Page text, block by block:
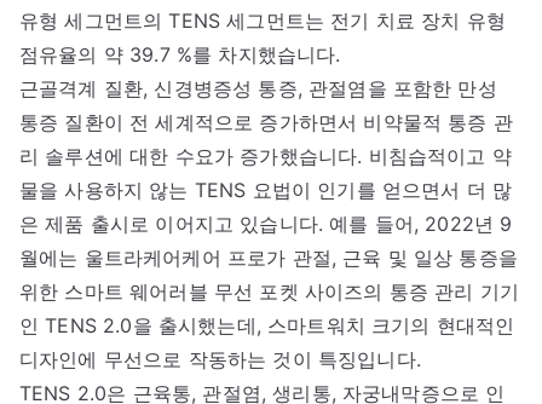
유형 세그먼트의 TENS 세그먼트는 전기 치료 장치 유형
점유율의 약 39.7 %를 차지했습니다.
근골격계 질환, 신경병증성 통증, 관절염을 포함한 만성
통증 질환이 전 세계적으로 증가하면서 비약물적 통증 관
리 솔루션에 대한 수요가 증가했습니다. 비침습적이고 약
물을 사용하지 않는 TENS 요법이 인기를 얻으면서 더 많
은 제품 출시로 이어지고 있습니다. 예를 들어, 2022년 9
월에는 울트라케어케어 프로가 관절, 근육 및 일상 통증을
위한 스마트 웨어러블 무선 포켓 사이즈의 통증 관리 기기
인 TENS 2.0을 출시했는데, 스마트워치 크기의 현대적인
디자인에 무선으로 작동하는 것이 특징입니다.
TENS 2.0은 근육통, 관절염, 생리통, 자궁내막증으로 인